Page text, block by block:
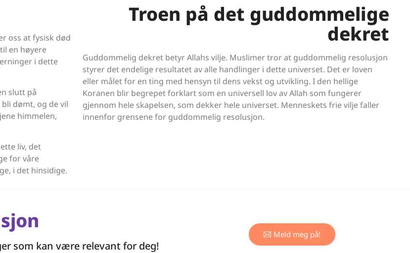
oss at fysisk død
en høyere
i dette
slutt på
dømt, og de vil
himmelen,
liv, det
for våre
i det hinsidige.
Troen på det guddommelige
dekret
Guddommelig dekret betyr Allahs vilje. Muslimer tror at guddommelig resolusjon
styrer det endelige resultatet av alle handlinger i dette universet. Det er loven
eller målet for en ting med hensyn til dens vekst og utvikling. I den hellige
Koranen blir begrepet forklart som en universell lov av Allah som fungerer
gjennom hele skapelsen, som dekker hele universet. Menneskets frie vilje faller
innenfor grensene for guddommelig resolusjon.
som kan være relevant for deg!
Meld meg på!